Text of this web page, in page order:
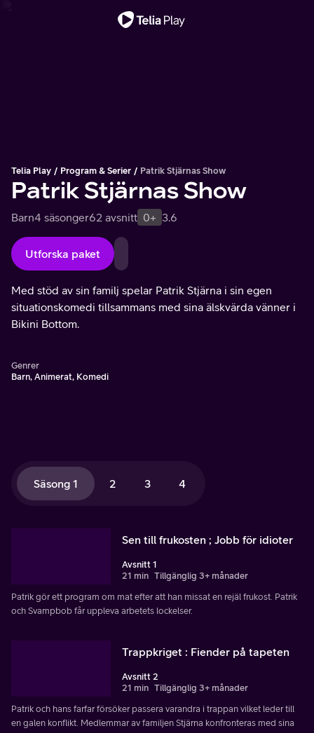
Telia Play Program & Serier Patrik Stjärnas Show
Patrik Stjärnas Show
Barn4 säsonger62 avsnitt 0+ 3.6
Utforska paket
Med stöd av sin familj spelar Patrik Stjärna i sin egen
situationskomedi tillsammans med sina älskvärda vänner i
Bikini Bottom.
Genrer
Barn, Animerat, Komedi
Säsong 1 2 3 4
Sen till frukosten ; Jobb för idioter
Avsnitt 1
21 min Tillgänglig 3+ månader
Patrik gör ett program om mat efter att han missat en rejäl frukost. Patrik
och Svampbob får uppleva arbetets lockelser.
Trappkriget : Fiender på tapeten
Avsnitt 2
21 min Tillgänglig 3+ månader
Patrik och hans farfar försöker passera varandra i trappan vilket leder till
en galen konflikt. Medlemmar av familjen Stjärna konfronteras med sina